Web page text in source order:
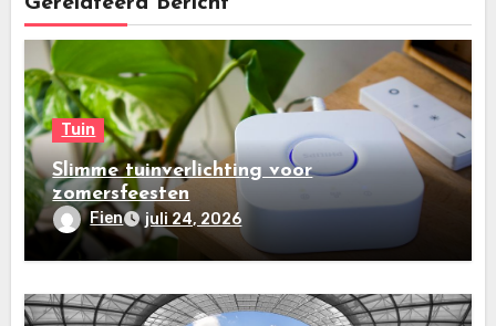
Tuin
Slimme tuinverlichting voor
zomersfeesten
Fien juli 24, 2026